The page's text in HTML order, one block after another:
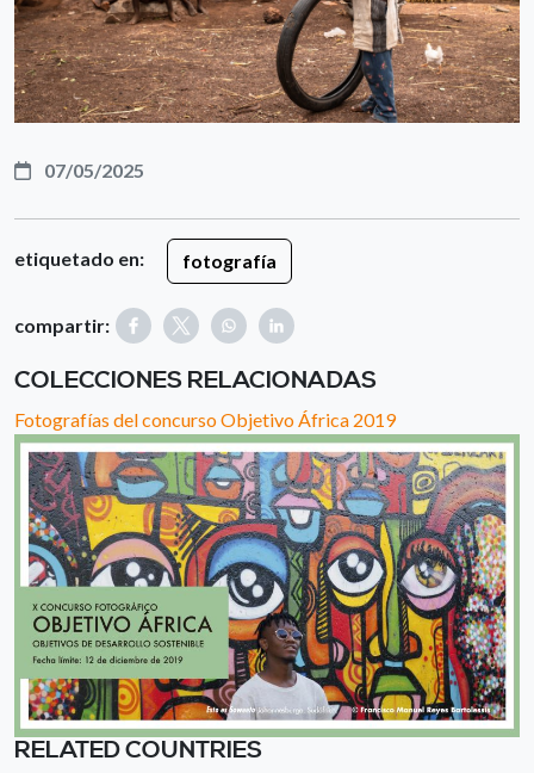
07/05/2025
etiquetado en: fotografía
compartir:
COLECCIONES RELACIONADAS
Fotografías del concurso Objetivo África 2019
RELATED COUNTRIES